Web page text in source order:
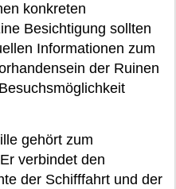
konkreten
Besichtigung sollten
Informationen zum
der Ruinen
gehört zum
verbindet den
der Schifffahrt und der